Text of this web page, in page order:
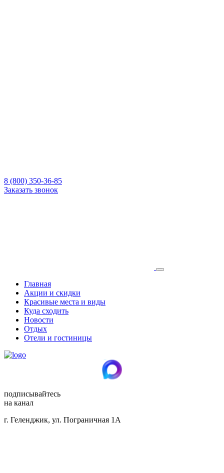
8 (800) 350-36-85
Заказать звонок
Главная
Акции и скидки
Красивые места и виды
Куда сходить
Новости
Отдых
Отели и гостиницы
подписывайтесь
на канал
г. Геленджик, ул. Пограничная 1А